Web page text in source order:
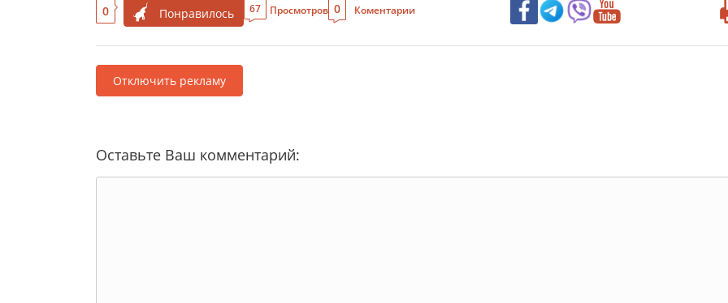
0 Понравилось 67 Просмотров 0 Коментарии
Отключить рекламу
Оставьте Ваш комментарий: